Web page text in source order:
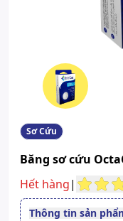
Sơ Cứu
Băng sơ cứu
Hết hàng|
Thông tin sản